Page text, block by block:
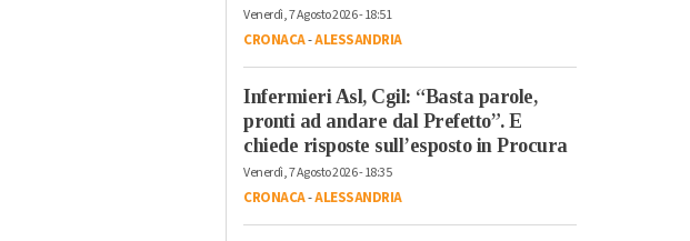
Venerdì, 7 Agosto 2026 - 18:51
CRONACA-ALESSANDRIA
Infermieri Asl, Cgil: “Basta parole,
pronti ad andare dal Prefetto”. E
chiede risposte sull’esposto in Procura
Venerdì, 7 Agosto 2026 - 18:35
CRONACA-ALESSANDRIA